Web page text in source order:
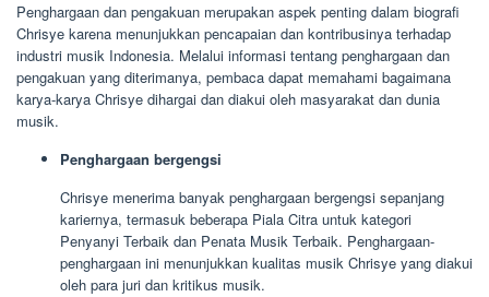
Penghargaan dan pengakuan merupakan aspek penting dalam biografi
Chrisye karena menunjukkan pencapaian dan kontribusinya terhadap
industri musik Indonesia. Melalui informasi tentang penghargaan dan
pengakuan yang diterimanya, pembaca dapat memahami bagaimana
karya-karya Chrisye dihargai dan diakui oleh masyarakat dan dunia
musik.
Penghargaan bergengsi
Chrisye menerima banyak penghargaan bergengsi sepanjang
kariernya, termasuk beberapa Piala Citra untuk kategori
Penyanyi Terbaik dan Penata Musik Terbaik. Penghargaan-
penghargaan ini menunjukkan kualitas musik Chrisye yang diakui
oleh para juri dan kritikus musik.